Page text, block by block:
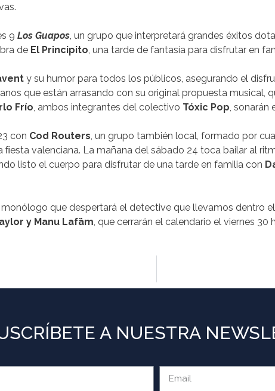
9 Los Guapos, un grupo que interpretará grandes éxitos
de El Principito, una tarde de fantasía para disfrutar en
y su humor para todos los públicos, asegurando el
que están arrasando con su original propuesta
Frío, ambos integrantes del colectivo Tóxic Pop, sonarán
con Cod Routers, un grupo también local, formado por
ﬁesta valenciana. La mañana del sábado 24 toca bailar al
listo el cuerpo para disfrutar de una tarde en familia con
que despertará el detective que llevamos dentro
y Manu Lafäm, que cerrarán el calendario el viernes
A NUESTRA